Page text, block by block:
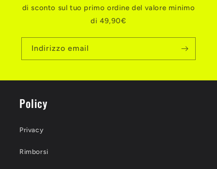
di sconto sul tuo primo ordine del valore minimo
di 49,90€
Indirizzo email
Policy
Privacy
Rimborsi